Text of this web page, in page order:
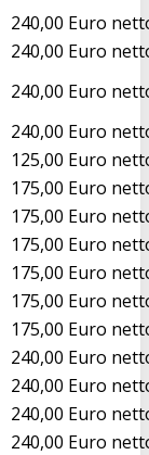
240,00 Euro
240,00 Euro
240,00 Euro
240,00 Euro
125,00 Euro
175,00 Euro
175,00 Euro
175,00 Euro
175,00 Euro
175,00 Euro
175,00 Euro
240,00 Euro
240,00 Euro
240,00 Euro
240,00 Euro